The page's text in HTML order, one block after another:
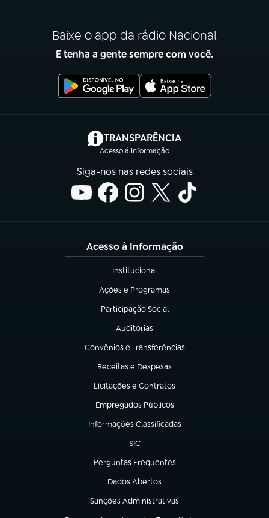
Baixe o app da rádio Nacional
E tenha a gente sempre com você.
TRANSPARÊNCIA
Acesso à Informação
(abre em nova aba)
Siga-nos nas redes sociais
Acesso à Informação
Institucional
(abre em nova aba)
Ações e Programas
(abre em nova aba)
Participação Social
(abre em nova aba)
Auditorias
(abre em nova aba)
Convênios e Transferências
(abre em nova aba)
Receitas e Despesas
(abre em nova aba)
Licitações e Contratos
(abre em nova aba)
Empregados Públicos
(abre em nova aba)
Informações Classificadas
(abre em nova aba)
SIC
(abre em nova aba)
Perguntas Frequentes
(abre em nova aba)
Dados Abertos
(abre em nova aba)
Sanções Administrativas
(abre em nova aba)